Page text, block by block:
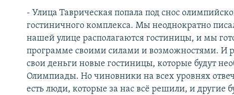
- Улица Таврическая попала под снос
гостиничного комплекса. Мы неоднократно
нашей улице располагаются гостиницы, и мы
программе своими силами и возможностями. И
свои деньги новые гостиницы, которые будут
Олимпиады. Но чиновники на всех уровнях
есть люди, которые за нас всё решили, и другие